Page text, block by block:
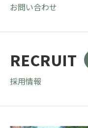
お問い合わせ
RECRUIT
採用情報